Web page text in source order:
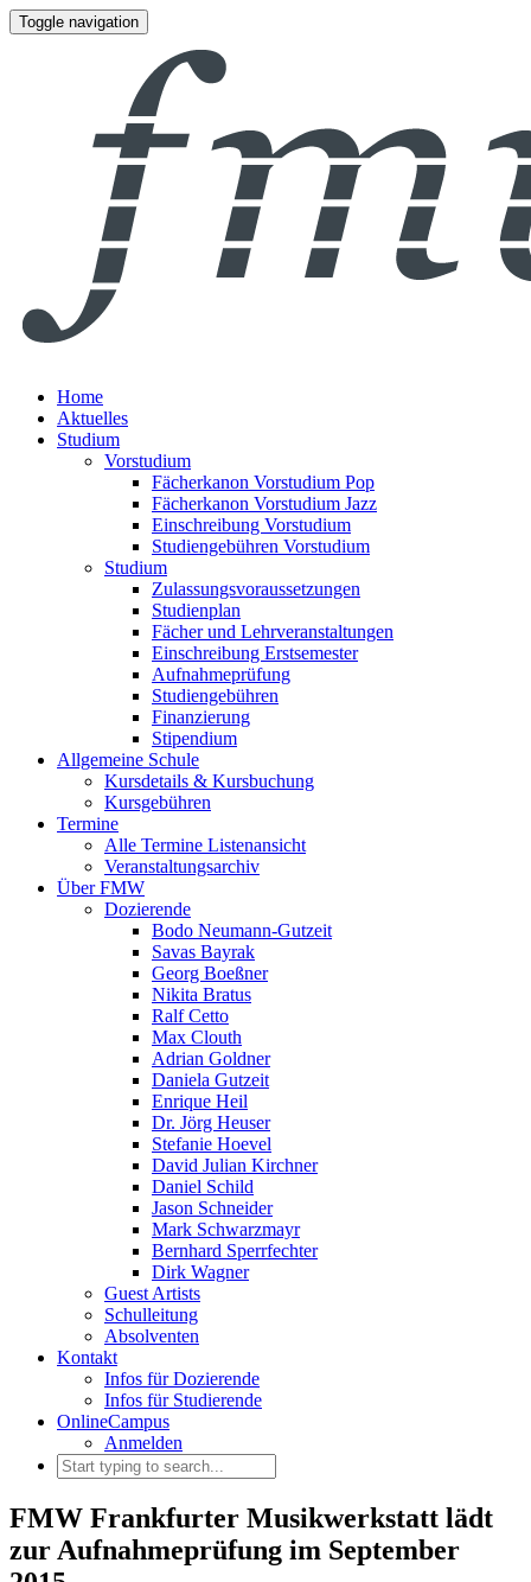
Toggle navigation
Home
Aktuelles
Studium
Vorstudium
Fächerkanon Vorstudium Pop
Fächerkanon Vorstudium Jazz
Einschreibung Vorstudium
Studiengebühren Vorstudium
Studium
Zulassungsvoraussetzungen
Studienplan
Fächer und Lehrveranstaltungen
Einschreibung Erstsemester
Aufnahmeprüfung
Studiengebühren
Finanzierung
Stipendium
Allgemeine Schule
Kursdetails & Kursbuchung
Kursgebühren
Termine
Alle Termine Listenansicht
Veranstaltungsarchiv
Über FMW
Dozierende
Bodo Neumann-Gutzeit
Savas Bayrak
Georg Boeßner
Nikita Bratus
Ralf Cetto
Max Clouth
Adrian Goldner
Daniela Gutzeit
Enrique Heil
Dr. Jörg Heuser
Stefanie Hoevel
David Julian Kirchner
Daniel Schild
Jason Schneider
Mark Schwarzmayr
Bernhard Sperrfechter
Dirk Wagner
Guest Artists
Schulleitung
Absolventen
Kontakt
Infos für Dozierende
Infos für Studierende
OnlineCampus
Anmelden
FMW Frankfurter Musikwerkstatt lädt
zur Aufnahmeprüfung im September